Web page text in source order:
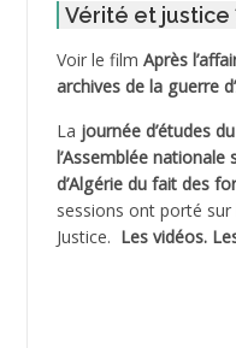
ADELIOUAT Vve AIT
ADJANI Khaled
ADJAOUT
ADNI Mohamed Akli
ADOUL Arab *
Vérité et justice
Voir le film Après
archives de la guerre
La journée d’études
l’Assemblée
d’Algérie du fait des
sessions ont porté sur
Justice. Les vidéos.